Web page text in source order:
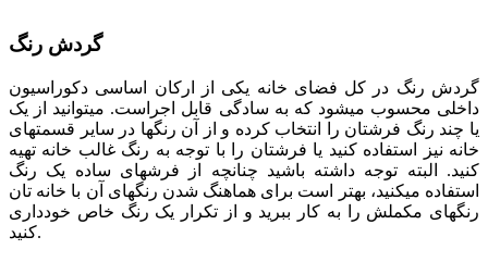
گردش رنگ
گردش رنگ در کل فضای خانه یکی از ارکان اساسی دکوراسیون
داخلی محسوب می­شود که به سادگی قابل اجراست. می­توانید از یک
یا چند رنگ فرش­تان را انتخاب کرده و از آن رنگ­ها در سایر قسمت­های
خانه نیز استفاده کنید یا فرشتان را با توجه به رنگ غالب خانه تهیه
کنید. البته توجه داشته باشید چنانچه از فرش­های ساده یک رنگ
استفاده می­کنید، بهتر است برای هماهنگ شدن رنگ­های آن با خانه­ تان
رنگ­های مکملش را به کار ببرید و از تکرار یک رنگ خاص خودداری
کنید.